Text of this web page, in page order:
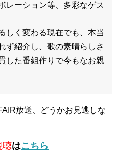
レーション等、多彩なゲス
しく変わる現在でも、本当
ず紹介し、歌の素晴らしさ
した番組作りで今もなお親
放送、どうかお見逃しな
聴はこちら